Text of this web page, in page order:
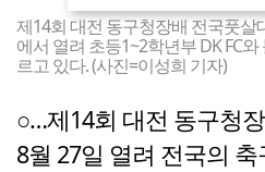
제14회 대전 동구청장배 전국풋살
에서 열려 초등1~2학년부 DK FC
르고 있다. (사진=이성희 기자)
○…제14회 대전 동구청
8월 27일 열려 전국의